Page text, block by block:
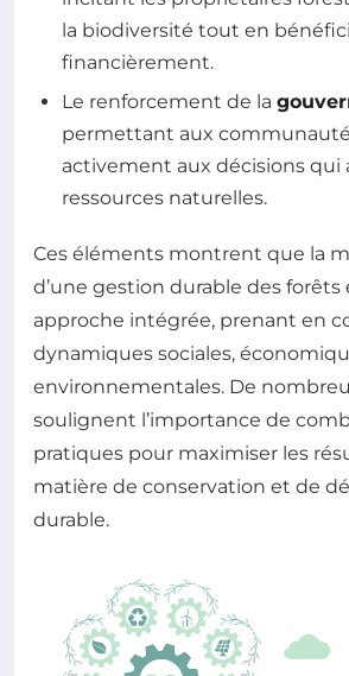
la biodiversité tout en
financièrement.
Le renforcement de la
permettant aux
activement aux décisions qui
ressources naturelles.
Ces éléments montrent que la
d’une gestion durable des forêts
approche intégrée, prenant en
dynamiques sociales,
environnementales. De
soulignent l’importance de
pratiques pour maximiser les
matière de conservation et de
durable.